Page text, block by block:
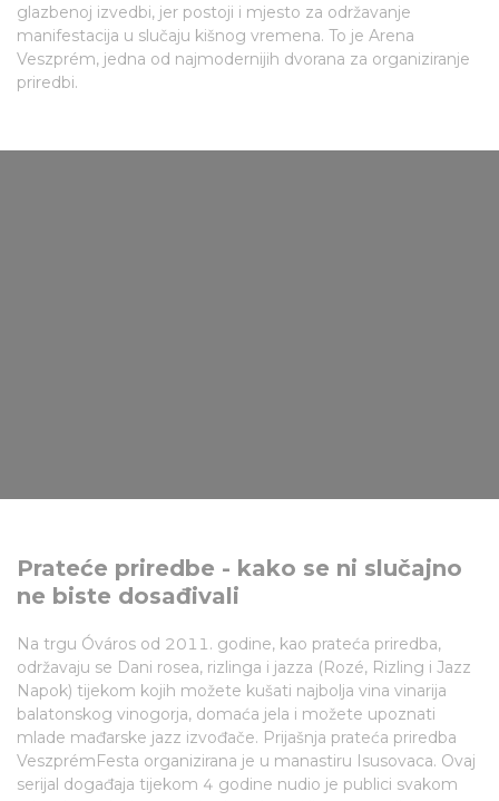
glazbenoj izvedbi, jer postoji i mjesto za održavanje
manifestacija u slučaju kišnog vremena. To je Arena
Veszprém, jedna od najmodernijih dvorana za organiziranje
priredbi.
Prateće priredbe - kako se ni slučajno
ne biste dosađivali
Na trgu Óváros od 2011. godine, kao prateća priredba,
održavaju se Dani rosea, rizlinga i jazza (Rozé, Rizling i Jazz
Napok) tijekom kojih možete kušati najbolja vina vinarija
balatonskog vinogorja, domaća jela i možete upoznati
mlade mađarske jazz izvođače. Prijašnja prateća priredba
VeszprémFesta organizirana je u manastiru Isusovaca. Ovaj
serijal događaja tijekom 4 godine nudio je publici svakom